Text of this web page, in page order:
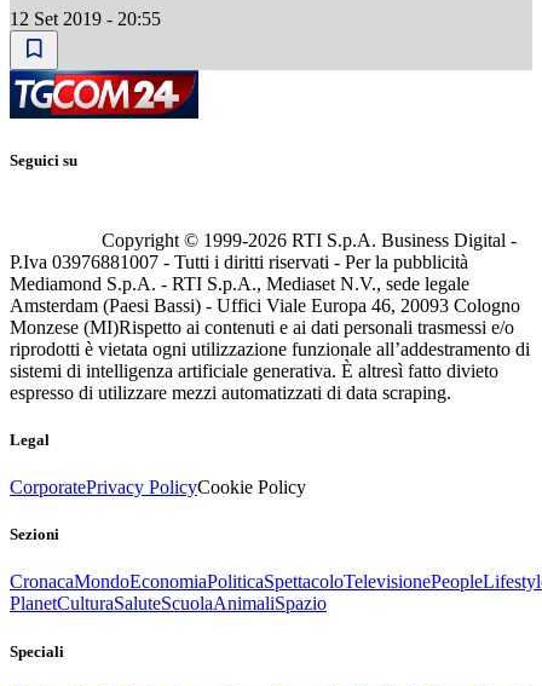
12 Set 2019 - 20:55
Seguici su
Copyright © 1999-2026 RTI S.p.A. Business Digital -
P.Iva 03976881007 - Tutti i diritti riservati - Per la pubblicità
Mediamond S.p.A. - RTI S.p.A., Mediaset N.V., sede legale
Amsterdam (Paesi Bassi) - Uffici Viale Europa 46, 20093 Cologno
Monzese (MI)Rispetto ai contenuti e ai dati personali trasmessi e/o
riprodotti è vietata ogni utilizzazione funzionale all’addestramento di
sistemi di intelligenza artificiale generativa. È altresì fatto divieto
espresso di utilizzare mezzi automatizzati di data scraping.
Legal
CorporatePrivacy PolicyCookie Policy
Sezioni
CronacaMondoEconomiaPoliticaSpettacoloTelevisionePeople
PlanetCulturaSaluteScuolaAnimaliSpazio
Speciali